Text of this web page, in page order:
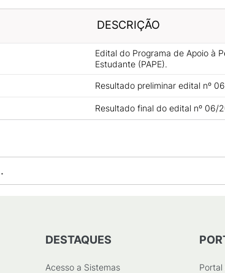
DESCRIÇÃO
Edital do Programa de Apoio à
Estudante (PAPE).
Resultado preliminar edital nº
Resultado final do edital nº 06/
.
DESTAQUES
Acesso a Sistemas